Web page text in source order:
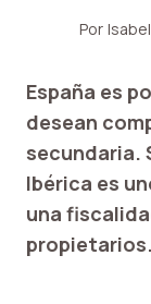
Por
España es
desean
secundaria.
Ibérica es
una